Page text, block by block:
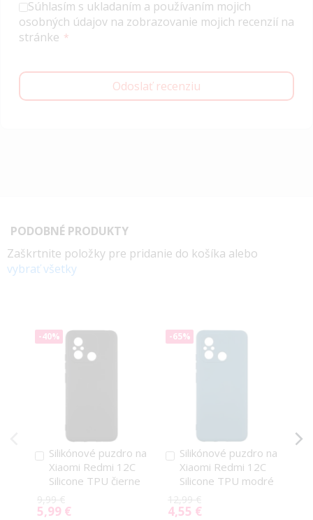
Súhlasím s ukladaním a používaním mojich
osobných údajov na zobrazovanie mojich recenzií na
stránke
Odoslať recenziu
PODOBNÉ PRODUKTY
Zaškrtnite položky pre pridanie do košíka alebo
vybrať všetky
-40%
Silikónové puzdro na
Xiaomi Redmi 12C
Silicone TPU čierne
9,99 €
Special
5,99 €
Pridať
do
košíka
-65%
Silikónové puzdro na
Xiaomi Redmi 12C
Silicone TPU modré
12,99 €
Special
4,55 €
Pridať
do
košíka